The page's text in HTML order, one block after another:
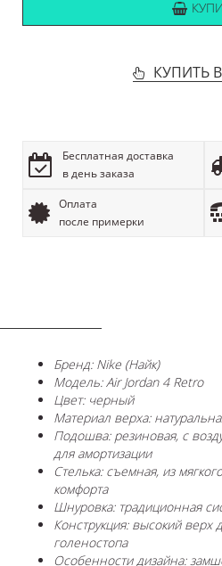
КУПИТЬ
Бесплатная доставка
в день заказа
Оплата
после примерки
Бренд: Nike (Найк)
Модель: Air Jordan 4 Retro
Цвет: черный
Материал верха:
Подошва: резиновая, с
для амортизации
Стелька: съемная, из
комфорта
Шнуровка: традиционная
Конструкция: высокий верх
голеностопа
Особенности дизайна: